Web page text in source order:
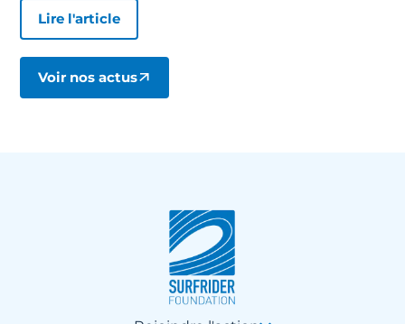
Lire l'article
Voir nos actus